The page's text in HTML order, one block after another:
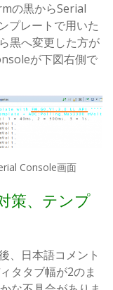
の黒からSerial
プレートで用いた
黒へ変更した方が
が下図右側で
Console画面
策、テンプ
、日本語コメント
タタブ幅が2のま